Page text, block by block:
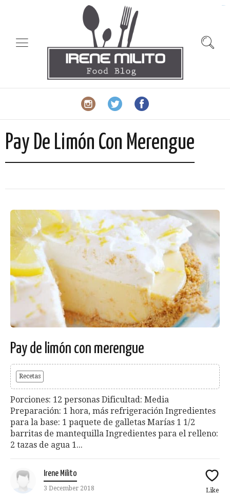
Pay De Limón Con Merengue
Pay de limón con merengue
Recetas
Porciones: 12 personas Dificultad: Media
Preparación: 1 hora, más refrigeración Ingredientes
para la base: 1 paquete de galletas Marías 1 1/2
barritas de mantequilla Ingredientes para el relleno:
2 tazas de agua 1...
Irene Milito
3 December 2018 Like